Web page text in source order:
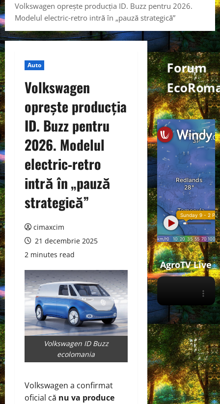
Volkswagen oprește producția ID. Buzz pentru 2026.
Modelul electric‑retro intră în „pauză strategică”
Auto
Volkswagen
oprește producția
ID. Buzz pentru
2026. Modelul
electric‑retro
intră în „pauză
strategică”
cimaxcim
21 decembrie 2025
2 minutes read
Volkswagen ID Buzz
ecolomania
Volkswagen a confirmat
oficial că nu va produce
Forum
AgroTV Live